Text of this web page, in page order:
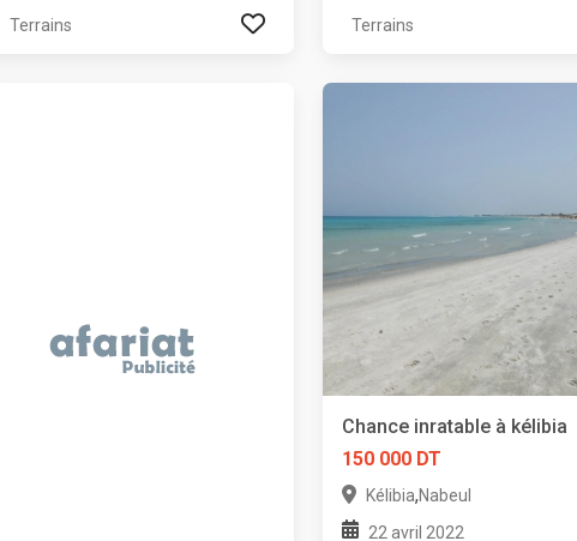
Terrains Terrains
Chance inratable à kélibia
150 000 DT
Kélibia,Nabeul
22 avril 2022